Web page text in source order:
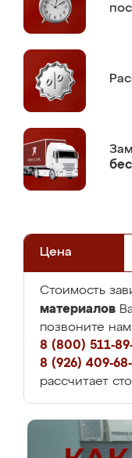
Цена
Стоимость
материалов
позвоните
8 (800) 511-
8 (926) 409-
рассчитает